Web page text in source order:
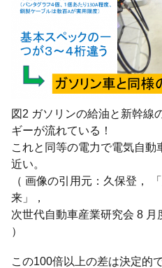
図2 ガソリンの給油と新幹線
ギーが流れている！
これと同等の電力で電気自動
近い。
（ 画像の引用元：久保登，
来」，
次世代自動車産業研究会 8
）
この100倍以上の差は決定的